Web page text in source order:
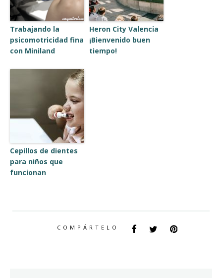
Trabajando la
psicomotricidad fina
con Miniland
Heron City Valencia
¡Bienvenido buen
tiempo!
Cepillos de dientes
para niños que
funcionan
COMPÁRTELO